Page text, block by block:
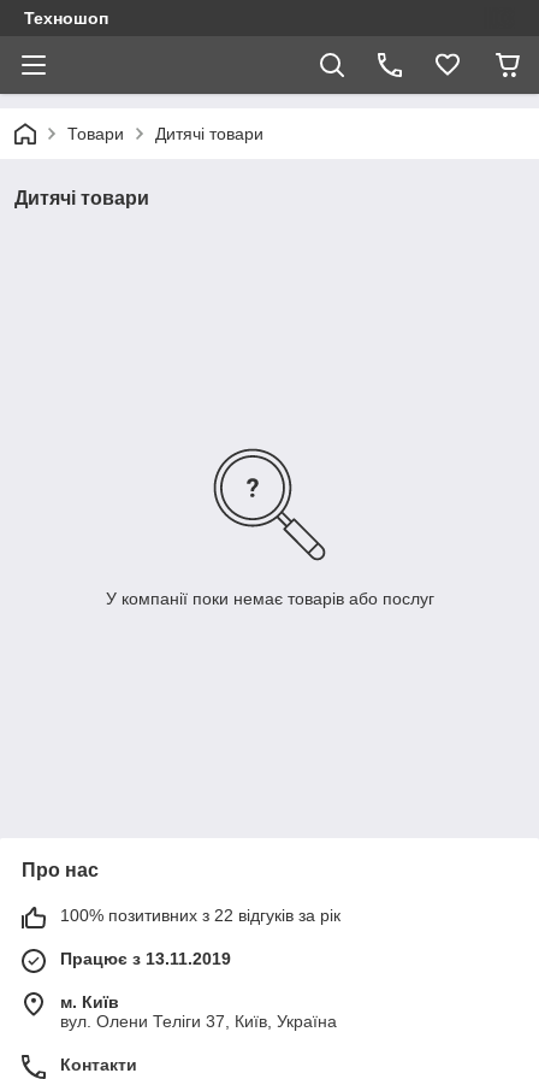
Техношоп
Товари Дитячі товари
Дитячі товари
У компанії поки немає товарів або послуг
Про нас
100% позитивних з 22 відгуків за рік
Працює з 13.11.2019
м. Київ
вул. Олени Теліги 37, Київ, Україна
Контакти